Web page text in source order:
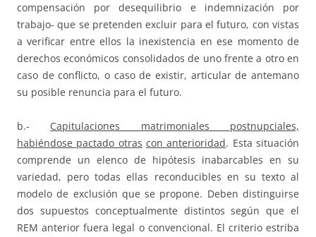
compensación por desequilibrio e indemnización por
trabajo- que se pretenden excluir para el futuro, con vistas
a verificar entre ellos la inexistencia en ese momento de
derechos económicos consolidados de uno frente a otro en
caso de conflicto, o caso de existir, articular de antemano
su posible renuncia para el futuro.
b.- Capitulaciones matrimoniales postnupciales,
habiéndose pactado otras con anterioridad. Esta situación
comprende un elenco de hipótesis inabarcables en su
variedad, pero todas ellas reconducibles en su texto al
modelo de exclusión que se propone. Deben distinguirse
dos supuestos conceptualmente distintos según que el
REM anterior fuera legal o convencional. El criterio estriba